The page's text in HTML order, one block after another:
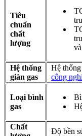
Tiêu
chuẩn
chất
lượng
Hệ thống
giàn gas
Hệ
công
Loại bình
gas
Chất
Độ bền